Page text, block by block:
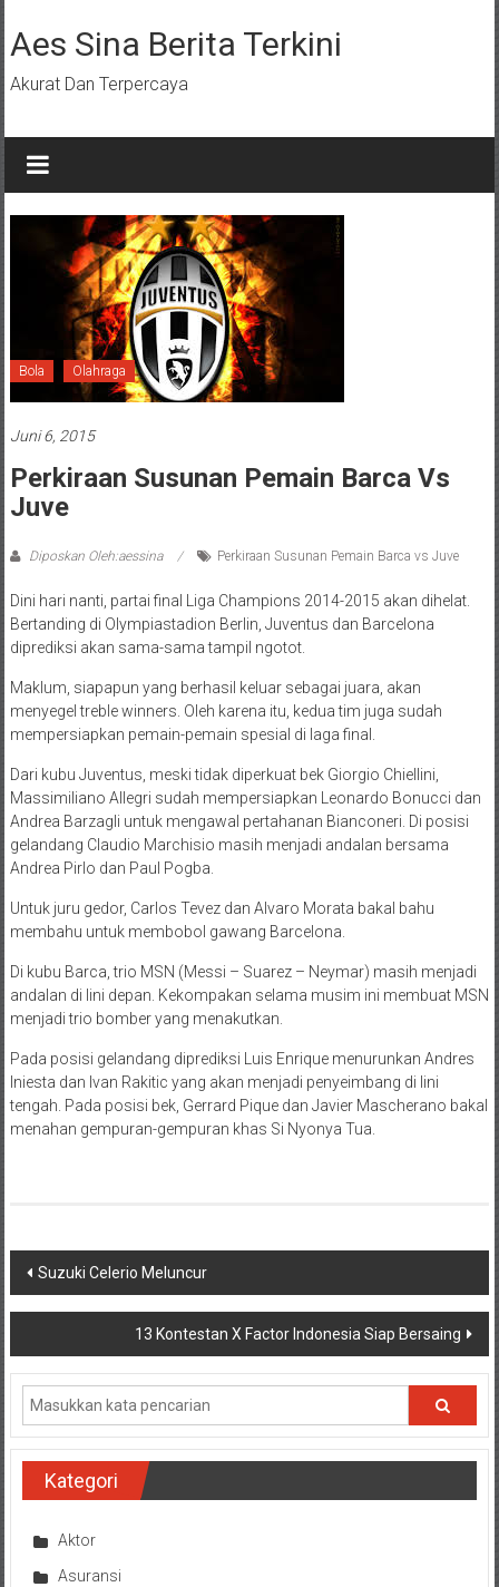
ke
konten
Aes Sina Berita Terkini
Akurat Dan Terpercaya
Bola Olahraga
Juni 6, 2015
Perkiraan Susunan Pemain Barca Vs
Juve
Diposkan Oleh:aessina Perkiraan Susunan Pemain Barca vs Juve
Dini hari nanti, partai final Liga Champions 2014-2015 akan dihelat.
Bertanding di Olympiastadion Berlin, Juventus dan Barcelona
diprediksi akan sama-sama tampil ngotot.
Maklum, siapapun yang berhasil keluar sebagai juara, akan
menyegel treble winners. Oleh karena itu, kedua tim juga sudah
mempersiapkan pemain-pemain spesial di laga final.
Dari kubu Juventus, meski tidak diperkuat bek Giorgio Chiellini,
Massimiliano Allegri sudah mempersiapkan Leonardo Bonucci dan
Andrea Barzagli untuk mengawal pertahanan Bianconeri. Di posisi
gelandang Claudio Marchisio masih menjadi andalan bersama
Andrea Pirlo dan Paul Pogba.
Untuk juru gedor, Carlos Tevez dan Alvaro Morata bakal bahu
membahu untuk membobol gawang Barcelona.
Di kubu Barca, trio MSN (Messi – Suarez – Neymar) masih menjadi
andalan di lini depan. Kekompakan selama musim ini membuat MSN
menjadi trio bomber yang menakutkan.
Pada posisi gelandang diprediksi Luis Enrique menurunkan Andres
Iniesta dan Ivan Rakitic yang akan menjadi penyeimbang di lini
tengah. Pada posisi bek, Gerrard Pique dan Javier Mascherano bakal
menahan gempuran-gempuran khas Si Nyonya Tua.
Navigasi
pos
Suzuki Celerio Meluncur
13 Kontestan X Factor Indonesia Siap Bersaing
Kategori
Aktor
Asuransi